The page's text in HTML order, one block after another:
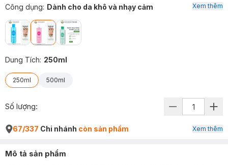
Công dụng: Dành cho da khô và nhạy cảm
Dung Tích: 250ml
250ml 500ml
Xem thêm
Số lượng:
67/337 Chi nhánh còn sản phẩm Xem thêm
Mô tả sản phẩm